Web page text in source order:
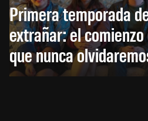
Primera temporada
extrañar: el
que nunca